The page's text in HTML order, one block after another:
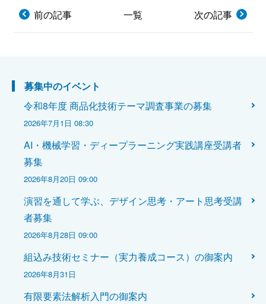
前の記事 一覧 次の記事
募集中のイベント
令和8年度 商品化技術テーマ調査事業の募集
2026年7月1日 08:30
AI・機械学習・ディープラーニング実践講座受講者
募集
2026年8月20日 09:00
演習を通して学ぶ、デザイン思考・アート思考受講
者募集
2026年8月28日 09:00
組込み技術セミナー（実力養成コース）の御案内
2026年8月31日
有限要素法解析入門の御案内